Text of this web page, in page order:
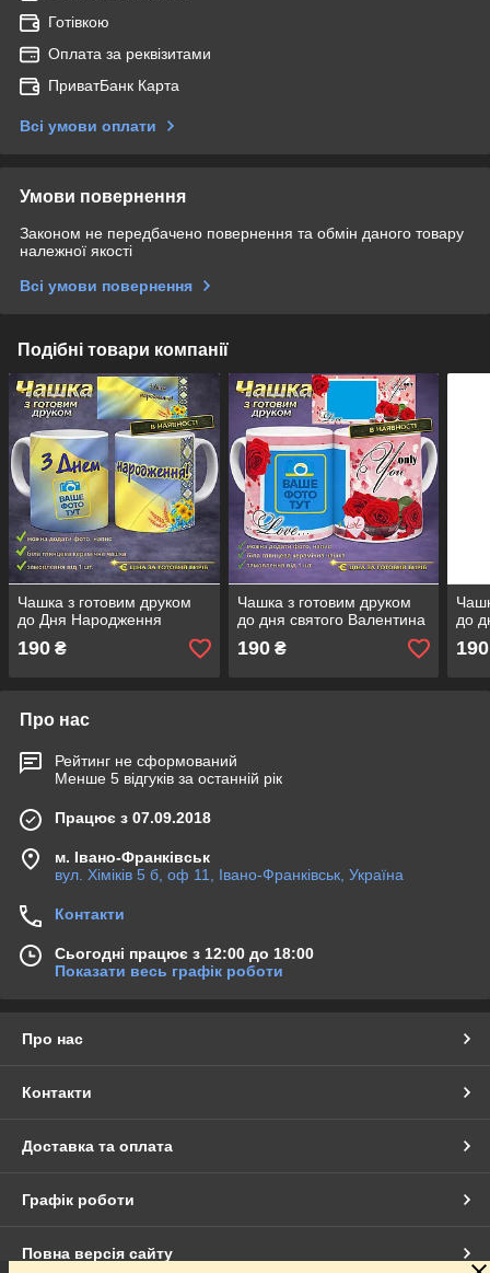
Готівкою
Оплата за реквізитами
ПриватБанк Карта
Всі умови оплати
Умови повернення
Законом не передбачено повернення та обмін даного товару
належної якості
Всі умови повернення
Подібні товари компанії
Чашка з готовим друком
до Дня Народження
190 ₴
Чашка з готовим друком
до дня святого Валентина
190₴
до
190
Про нас
Рейтинг не сформований
Менше 5 відгуків за останній рік
Працює з 07.09.2018
м. Івано-Франківськ
вул. Хіміків 5 б, оф 11, Івано-Франківськ, Україна
Контакти
Сьогодні працює з 12:00 до 18:00
Показати весь графік роботи
Про нас
Контакти
Доставка та оплата
Графік роботи
Повна версія сайту